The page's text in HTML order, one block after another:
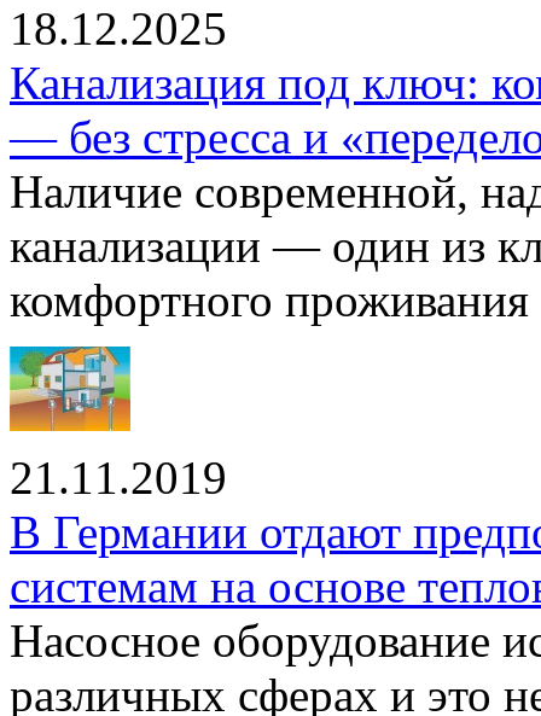
18.12.2025
Канализация под ключ:
— без стресса и
Наличие современной,
канализации — один из
комфортного проживания
21.11.2019
В Германии отдают
системам на основе
Насосное оборудование
различных сферах и это